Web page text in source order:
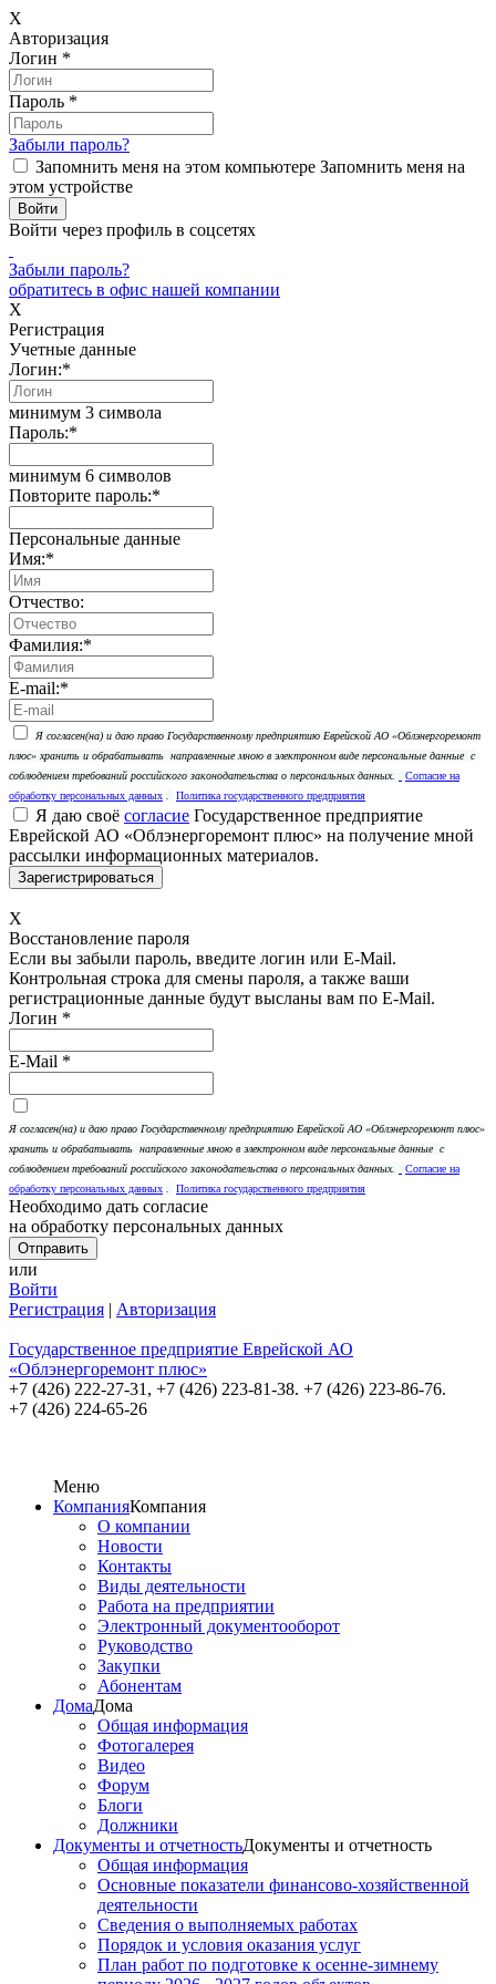
X
Авторизация
Логин *
Пароль *
Забыли пароль?
Запомнить меня на этом компьютере Запомнить меня на
этом устройстве
Войти через профиль в соцсетях
Забыли пароль?
обратитесь в офис нашей компании
X
Регистрация
Учетные данные
Логин:*
минимум 3 символа
Пароль:*
минимум 6 символов
Повторите пароль:*
Персональные данные
Имя:*
Отчество:
Фамилия:*
E-mail:*
Я согласен(на) и даю право Государственному предприятию Еврейской АО «Облэнергоремонт
плюс» хранить и обрабатывать направленные мною в электронном виде персональные данные с
соблюдением требований российского законодательства о персональных данных.
Согласие на
обработку персональных данных
Политика государственного предприятия
Я даю своё согласие Государственное предприятие
Еврейской АО «Облэнергоремонт плюс» на получение мной
рассылки информационных материалов.
X
Восстановление пароля
Если вы забыли пароль, введите логин или E-Mail.
Контрольная строка для смены пароля, а также ваши
регистрационные данные будут высланы вам по E-Mail.
Логин *
E-Mail *
Я согласен(на) и даю право Государственному предприятию Еврейской АО «Облэнергоремонт плюс»
хранить и обрабатывать направленные мною в электронном виде персональные данные с
соблюдением требований российского законодательства о персональных данных.
Согласие на
обработку персональных данных
Политика государственного предприятия
Необходимо дать согласие
на обработку персональных данных
или
Войти
Регистрация | Авторизация
Государственное предприятие Еврейской АО
«Облэнергоремонт плюс»
+7 (426) 222-27-31, +7 (426) 223-81-38. +7 (426) 223-86-76.
+7 (426) 224-65-26
Меню
КомпанияКомпания
О компании
Новости
Контакты
Виды деятельности
Работа на предприятии
Электронный документооборот
Руководство
Закупки
Абонентам
ДомаДома
Общая информация
Фотогалерея
Видео
Форум
Блоги
Должники
Документы и отчетностьДокументы и отчетность
Общая информация
Основные показатели финансово-хозяйственной
деятельности
Сведения о выполняемых работах
Порядок и условия оказания услуг
План работ по подготовке к осенне-зимнему